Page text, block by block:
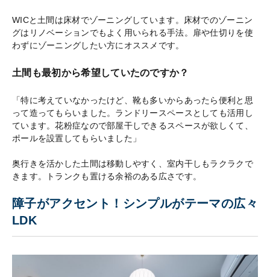
WICと土間は床材でゾーニングしています。床材でのゾーニン
グはリノベーションでもよく用いられる手法。扉や仕切りを使
わずにゾーニングしたい方にオススメです。
土間も最初から希望していたのですか？
「特に考えていなかったけど、靴も多いからあったら便利と思
って造ってもらいました。ランドリースペースとしても活用し
ています。花粉症なので部屋干しできるスペースが欲しくて、
ポールを設置してもらいました」
奥行きを活かした土間は移動しやすく、室内干しもラクラクで
きます。トランクも置ける余裕のある広さです。
障子がアクセント！シンプルがテーマの広々
LDK